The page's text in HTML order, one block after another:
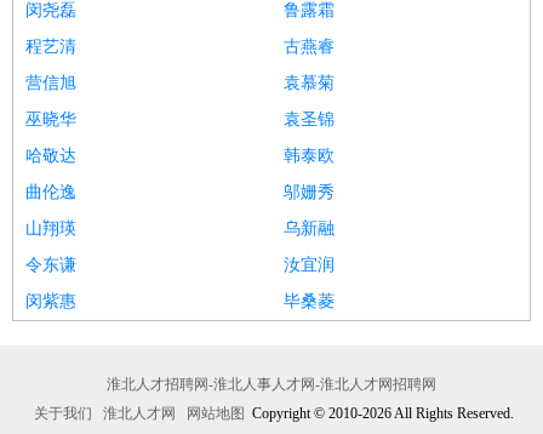
闵尧磊
鲁露霜
程艺清
古燕睿
营信旭
袁慕菊
巫晓华
袁圣锦
哈敬达
韩泰欧
曲伦逸
邬姗秀
山翔瑛
乌新融
令东谦
汝宜润
闵紫惠
毕桑菱
淮北人才招聘网-淮北人事人才网-淮北人才网招聘网
关于我们
淮北人才网 网站地图 Copyright © 2010-2026 All Rights Reserved.